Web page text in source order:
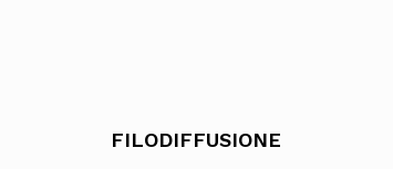
FILODIFFUSIONE